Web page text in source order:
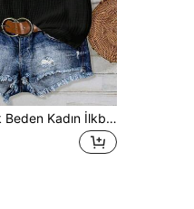
SHEIN Büyük Beden Kadın İlkbahar/Yaz %100 Pamuk Düz Renk Şık Rahat Kesim Yuvarlak Yaka Kısa Kollu Bluz, Çiçek Desenli Yaka, Tatil, Kırışık Pamuk, İşe Gidiş Geliş ve Günlük Kullanım İçin Çok Yönlü